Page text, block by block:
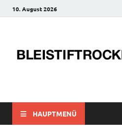
10. August 2026
HAUPTMENÜ